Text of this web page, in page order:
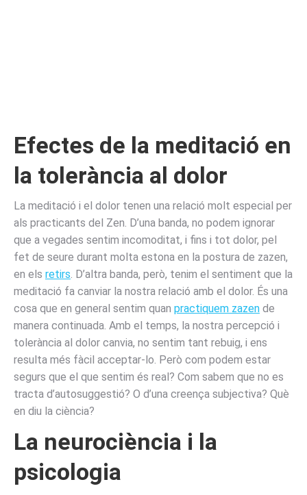
Efectes de la meditació en
la tolerància al dolor
La meditació i el dolor tenen una relació molt especial per
als practicants del Zen. D’una banda, no podem ignorar
que a vegades sentim incomoditat, i fins i tot dolor, pel
fet de seure durant molta estona en la postura de zazen,
en els retirs. D’altra banda, però, tenim el sentiment que la
meditació fa canviar la nostra relació amb el dolor. És una
cosa que en general sentim quan practiquem zazen de
manera continuada. Amb el temps, la nostra percepció i
tolerància al dolor canvia, no sentim tant rebuig, i ens
resulta més fàcil acceptar-lo. Però com podem estar
segurs que el que sentim és real? Com sabem que no es
tracta d’autosuggestió? O d’una creença subjectiva? Què
en diu la ciència?
La neurociència i la
psicologia